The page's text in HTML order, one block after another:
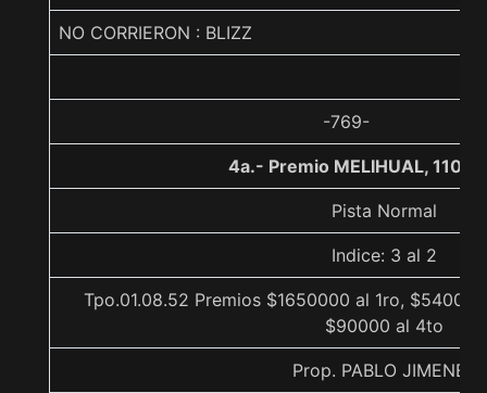
NO CORRIERON : BLIZZ
-769-
4a.- Premio MELIHUAL, 1100
Pista Normal
Indice: 3 al 2
Tpo.01.08.52 Premios $1650000 al 1ro,
$90000 al 4to
Prop. PABLO JIMENEZ